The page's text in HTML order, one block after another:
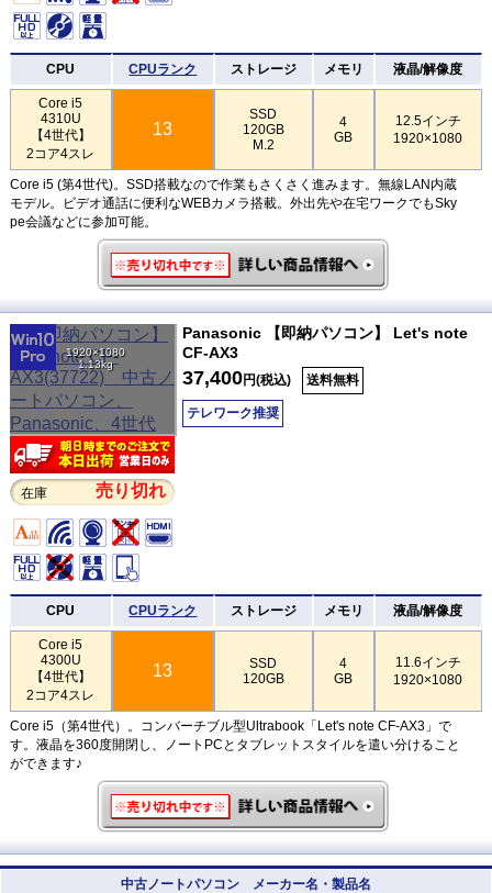
CPU CPUランク ストレージ メモリ 液晶/解像度
Core i5
4310U
【4世代】
2コア4スレ
13
SSD
120GB
M.2
4
GB
12.5インチ
1920×1080
Core i5 (第4世代)。SSD搭載なので作業もさくさく進みます。無線LAN内蔵
モデル。ビデオ通話に便利なWEBカメラ搭載。外出先や在宅ワークでもSky
pe会議などに参加可能。
1920×1080
1.13kg
在庫 売り切れ
Panasonic 【即納パソコン】 Let's note
CF-AX3
37,400円(税込) 送料無料
テレワーク推奨
CPU CPUランク ストレージ メモリ 液晶/解像度
Core i5
4300U
【4世代】
2コア4スレ
13
SSD
120GB
4
GB
11.6インチ
1920×1080
Core i5（第4世代）。コンバーチブル型Ultrabook「Let's note CF-AX3」で
す。液晶を360度開閉し、ノートPCとタブレットスタイルを遣い分けること
ができます♪
中古ノートパソコン メーカー名・製品名